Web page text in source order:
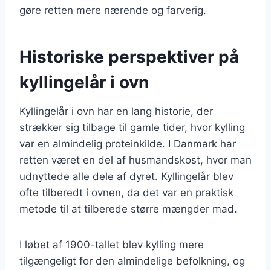
gøre retten mere nærende og farverig.
Historiske perspektiver på
kyllingelår i ovn
Kyllingelår i ovn har en lang historie, der
strækker sig tilbage til gamle tider, hvor kylling
var en almindelig proteinkilde. I Danmark har
retten været en del af husmandskost, hvor man
udnyttede alle dele af dyret. Kyllingelår blev
ofte tilberedt i ovnen, da det var en praktisk
metode til at tilberede større mængder mad.
I løbet af 1900-tallet blev kylling mere
tilgængeligt for den almindelige befolkning, og